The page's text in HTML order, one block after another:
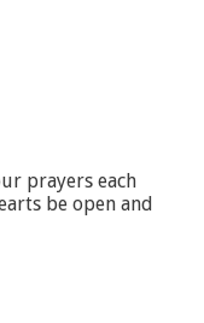
prayers each
be open and